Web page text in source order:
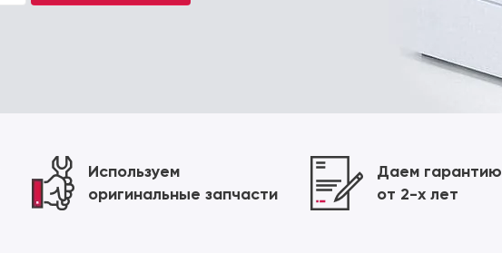
Используем
оригинальные запчасти
Даем гарантию
от 2-х лет